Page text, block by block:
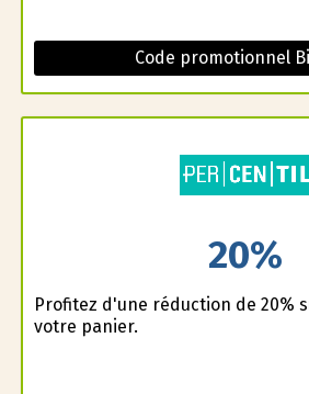
Code promotionnel
20%
Profitez d'une réduction de 20%
votre panier.